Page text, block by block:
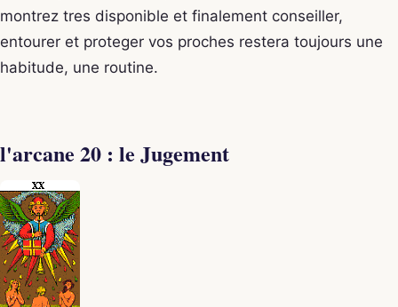
montrez tres disponible et finalement conseiller,
entourer et proteger vos proches restera toujours une
habitude, une routine.
l'arcane 20 : le Jugement